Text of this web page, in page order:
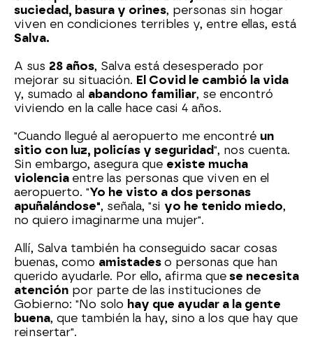
suciedad, basura y orines, personas sin hogar
viven en condiciones terribles y, entre ellas, está
Salva.
A sus 28 años, Salva está desesperado por
mejorar su situación. El Covid le cambió la vida
y, sumado al abandono familiar, se encontró
viviendo en la calle hace casi 4 años.
"Cuando llegué al aeropuerto me encontré un
sitio con luz, policías y seguridad", nos cuenta.
Sin embargo, asegura que existe mucha
violencia entre las personas que viven en el
aeropuerto. "Yo he visto a dos personas
apuñalándose", señala, "si yo he tenido miedo,
no quiero imaginarme una mujer".
Allí, Salva también ha conseguido sacar cosas
buenas, como amistades o personas que han
querido ayudarle. Por ello, afirma que se necesita
atención por parte de las instituciones de
Gobierno: "No solo hay que ayudar a la gente
buena, que también la hay, sino a los que hay que
reinsertar".